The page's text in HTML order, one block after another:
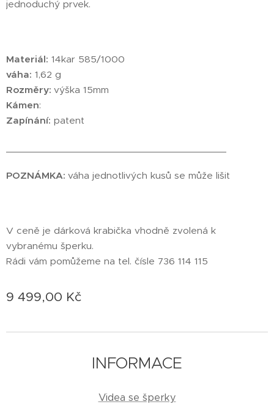
jednoduchý prvek.
Materiál: 14kar 585/1000
váha: 1,62 g
Rozměry: výška 15mm
Kámen:
Zapínání: patent
POZNÁMKA: váha jednotlivých kusů se může lišit
V ceně je dárková krabička vhodně zvolená k
vybranému šperku.
Rádi vám pomůžeme na tel. čísle 736 114 115
9 499,00 Kč
INFORMACE
Videa se šperky